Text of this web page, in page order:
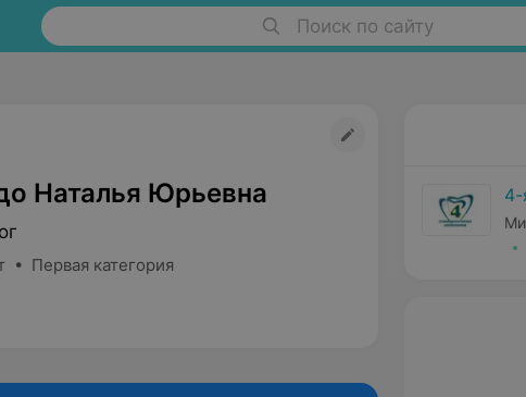
Поиск по сайту
Наталья Юрьевна
• Первая категория
4-